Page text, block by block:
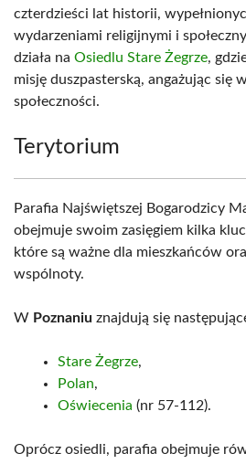
czterdzieści lat historii,
wydarzeniami religijnymi i
działa na Osiedlu Stare Żegrze,
misję duszpasterską, angażując się
społeczności.
Terytorium
Parafia Najświętszej Bogarodzicy
obejmuje swoim zasięgiem kilka
które są ważne dla mieszkańców
wspólnoty.
W Poznaniu znajdują się
Stare Żegrze,
Polan,
Oświecenia (nr 57-112).
Oprócz osiedli, parafia obejmuje